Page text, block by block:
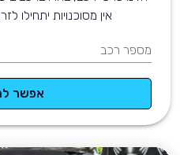
אין מסוכנויות יתחילו
מספר רכב
אפשר